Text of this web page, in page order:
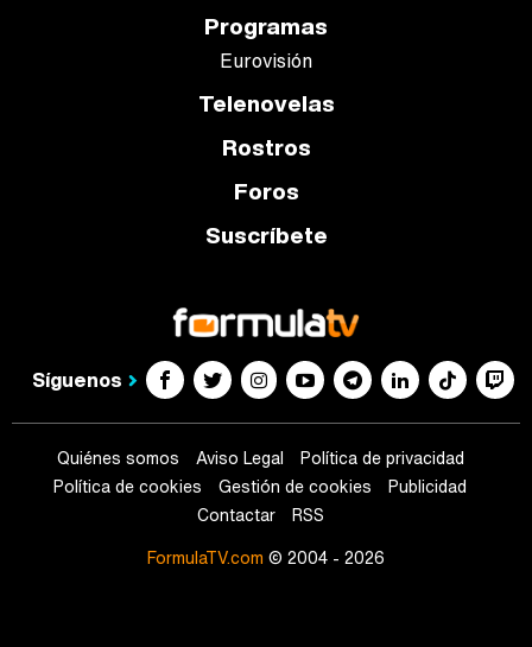
Programas
Eurovisión
Telenovelas
Rostros
Foros
Suscríbete
Síguenos
Quiénes somos Aviso Legal
Política de privacidad
Política de cookies
Gestión de cookies
Publicidad
Contactar
RSS
FormulaTV.com © 2004 - 2026